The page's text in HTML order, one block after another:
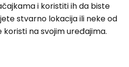
i koristiti ih da biste
stvarno lokacija ili neke od
na svojim uređajima.